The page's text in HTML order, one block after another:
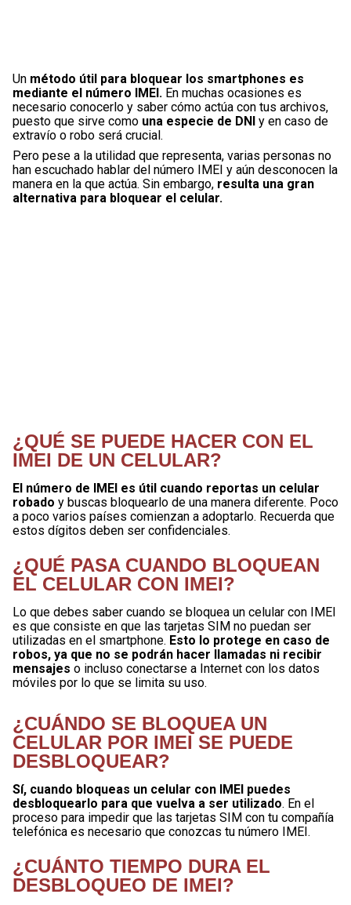
Un método útil para bloquear los smartphones es
mediante el número IMEI. En muchas ocasiones es
necesario conocerlo y saber cómo actúa con tus archivos,
puesto que sirve como una especie de DNI y en caso de
extravío o robo será crucial.
Pero pese a la utilidad que representa, varias personas no
han escuchado hablar del número IMEI y aún desconocen la
manera en la que actúa. Sin embargo, resulta una gran
alternativa para bloquear el celular.
¿QUÉ SE PUEDE HACER CON EL
IMEI DE UN CELULAR?
El número de IMEI es útil cuando reportas un celular
robado y buscas bloquearlo de una manera diferente. Poco
a poco varios países comienzan a adoptarlo. Recuerda que
estos dígitos deben ser confidenciales.
¿QUÉ PASA CUANDO BLOQUEAN
EL CELULAR CON IMEI?
Lo que debes saber cuando se bloquea un celular con IMEI
es que consiste en que las tarjetas SIM no puedan ser
utilizadas en el smartphone. Esto lo protege en caso de
robos, ya que no se podrán hacer llamadas ni recibir
mensajes o incluso conectarse a Internet con los datos
móviles por lo que se limita su uso.
¿CUÁNDO SE BLOQUEA UN
CELULAR POR IMEI SE PUEDE
DESBLOQUEAR?
Sí, cuando bloqueas un celular con IMEI puedes
desbloquearlo para que vuelva a ser utilizado. En el
proceso para impedir que las tarjetas SIM con tu compañía
telefónica es necesario que conozcas tu número IMEI.
¿CUÁNTO TIEMPO DURA EL
DESBLOQUEO DE IMEI?